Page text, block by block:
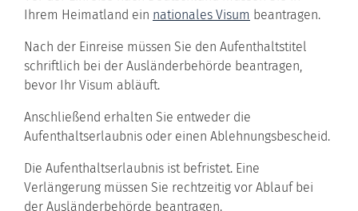
Ihrem Heimatland ein nationales Visum beantragen.
Nach der Einreise müssen Sie den Aufenthaltstitel
schriftlich bei der Ausländerbehörde beantragen,
bevor Ihr Visum abläuft.
Anschließend erhalten Sie entweder die
Aufenthaltserlaubnis oder einen Ablehnungsbescheid.
Die Aufenthaltserlaubnis ist befristet. Eine
Verlängerung müssen Sie rechtzeitig vor Ablauf bei
der Ausländerbehörde beantragen.